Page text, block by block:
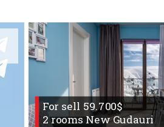
For sell 59.700$
2 rooms New Gudauri